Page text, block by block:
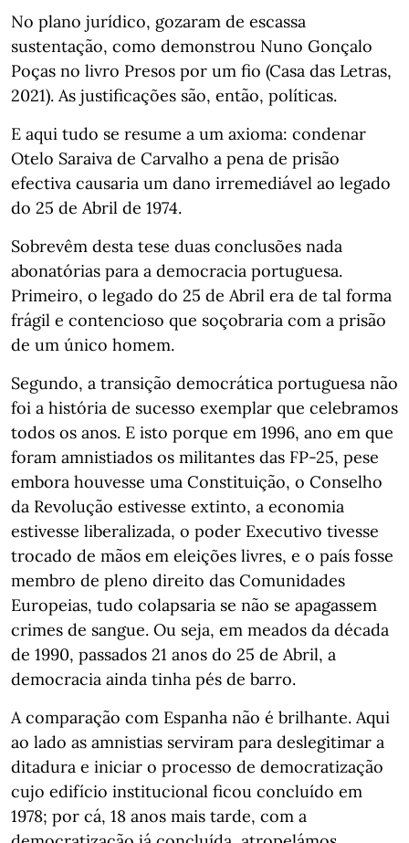
No plano jurídico, gozaram de escassa
sustentação, como demonstrou Nuno Gonçalo
Poças no livro Presos por um fio (Casa das Letras,
2021). As justificações são, então, políticas.
E aqui tudo se resume a um axioma: condenar
Otelo Saraiva de Carvalho a pena de prisão
efectiva causaria um dano irremediável ao legado
do 25 de Abril de 1974.
Sobrevêm desta tese duas conclusões nada
abonatórias para a democracia portuguesa.
Primeiro, o legado do 25 de Abril era de tal forma
frágil e contencioso que soçobraria com a prisão
de um único homem.
Segundo, a transição democrática portuguesa não
foi a história de sucesso exemplar que celebramos
todos os anos. E isto porque em 1996, ano em que
foram amnistiados os militantes das FP-25, pese
embora houvesse uma Constituição, o Conselho
da Revolução estivesse extinto, a economia
estivesse liberalizada, o poder Executivo tivesse
trocado de mãos em eleições livres, e o país fosse
membro de pleno direito das Comunidades
Europeias, tudo colapsaria se não se apagassem
crimes de sangue. Ou seja, em meados da década
de 1990, passados 21 anos do 25 de Abril, a
democracia ainda tinha pés de barro.
A comparação com Espanha não é brilhante. Aqui
ao lado as amnistias serviram para deslegitimar a
ditadura e iniciar o processo de democratização
cujo edifício institucional ficou concluído em
1978; por cá, 18 anos mais tarde, com a